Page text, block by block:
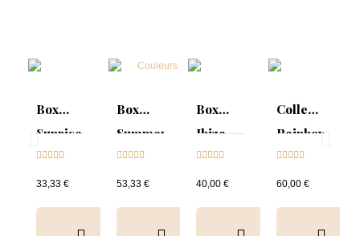
Box
Sunrise
Collection
& Tips

33,33 €
Box
Summer
Mood :
ON
Collection

53,33 €
Box
Ibiza
Collection
& Tips

40,00 €
Collection
Rainbow
Tips &
nuancier

60,00 €